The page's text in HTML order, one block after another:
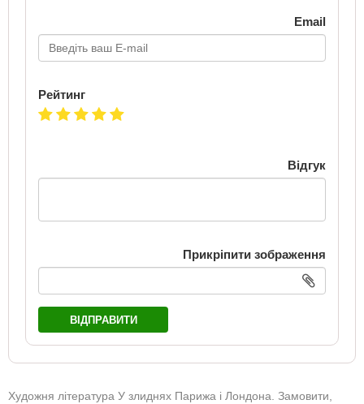
Email
Рейтинг
Відгук
Прикріпити зображення
ВІДПРАВИТИ
Художня література У злиднях Парижа і Лондона. Замовити,